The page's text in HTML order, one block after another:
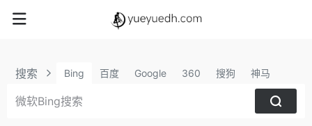
搜索 Bing 百度 Google 360 搜狗 神马